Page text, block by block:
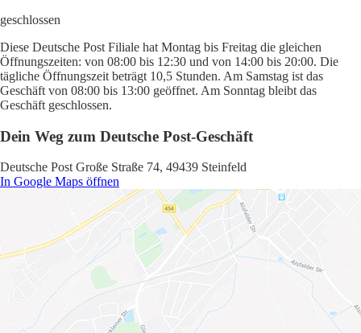
geschlossen
Diese Deutsche Post Filiale hat Montag bis Freitag die gleichen
Öffnungszeiten: von 08:00 bis 12:30 und von 14:00 bis 20:00. Die
tägliche Öffnungszeit beträgt 10,5 Stunden. Am Samstag ist das
Geschäft von 08:00 bis 13:00 geöffnet. Am Sonntag bleibt das
Geschäft geschlossen.
Dein Weg zum Deutsche Post-Geschäft
Deutsche Post Große Straße 74, 49439 Steinfeld
In Google Maps öffnen